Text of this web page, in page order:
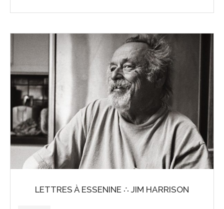
LETTRES À ESSENINE ∴ JIM HARRISON